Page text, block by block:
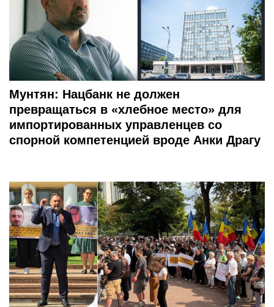
Мунтян: Нацбанк не должен
превращаться в «хлебное место» для
импортированных управленцев со
спорной компетенцией вроде Анки Драгу